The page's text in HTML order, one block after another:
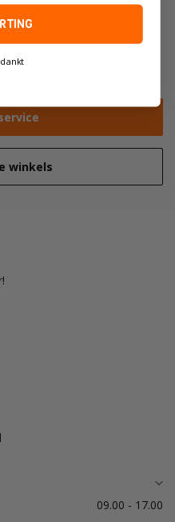
Bekijk dan ook
informatie over
vragen.
winkels
09.00 - 17.00